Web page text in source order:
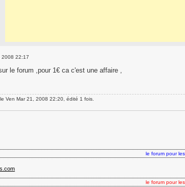
2008 22:17
le forum ,pour 1€ ca c'est une affaire ,
le Ven Mar 21, 2008 22:20, édité 1 fois.
le forum pour les Renault
le forum pour les Renault